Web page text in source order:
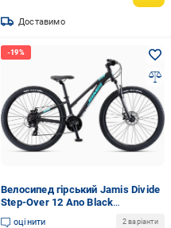
Доставимо
Велосипед гірський Jamis Divide
Step-Over 12 Ano Black
(UDS857CA614A654.3E-1)
оцінити 2 варіанти